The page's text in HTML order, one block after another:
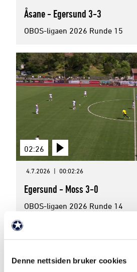
Denne nettsiden bruker cookies
Åsane - Egersund 3-3
OBOS-ligaen 2026 Runde 15
02:26
4.7.2026 | 00:02:26
Egersund - Moss 3-0
OBOS-ligaen 2026 Runde 14